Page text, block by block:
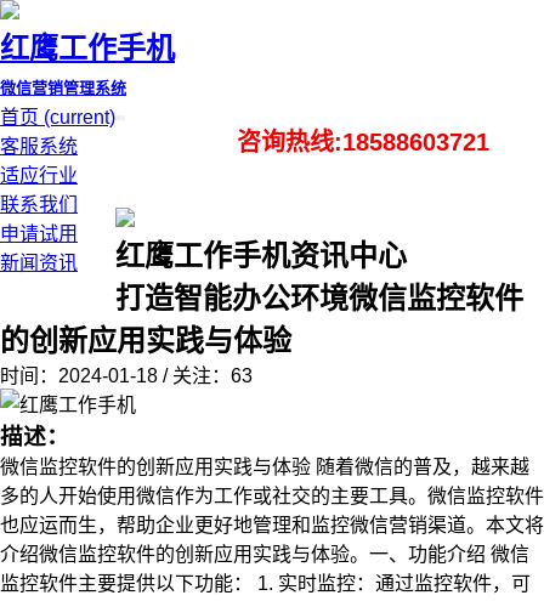
红鹰工作手机
微信营销管理系统
首页 (current)
客服系统
适应行业
联系我们
申请试用
新闻资讯
咨询热线:18588603721
红鹰工作手机资讯中心
打造智能办公环境微信监控软件
的创新应用实践与体验
时间：2024-01-18 / 关注：63
描述：
微信监控软件的创新应用实践与体验 随着微信的普及，越来越
多的人开始使用微信作为工作或社交的主要工具。微信监控软件
也应运而生，帮助企业更好地管理和监控微信营销渠道。本文将
介绍微信监控软件的创新应用实践与体验。一、功能介绍 微信
监控软件主要提供以下功能： 1. 实时监控：通过监控软件，可